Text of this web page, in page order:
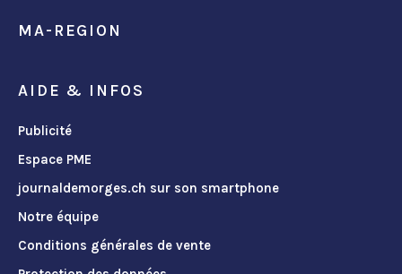
MA-REGION
AIDE & INFOS
Publicité
Espace PME
journaldemorges.ch sur son smartphone
Notre équipe
Conditions générales de vente